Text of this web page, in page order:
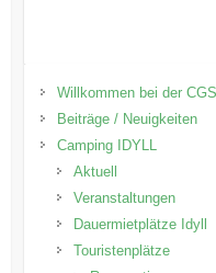
Willkommen bei der
Beiträge / Neuigkeiten
Camping IDYLL
Aktuell
Veranstaltungen
Dauermietplätze Idyll
Touristenplätze